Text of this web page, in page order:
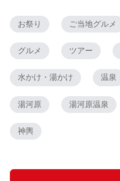
お祭り ご当地グルメ
グルメ ツアー
水かけ・湯かけ 温泉
湯河原 湯河原温泉
神輿